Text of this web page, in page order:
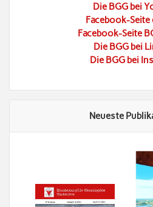
Die BGG bei
Facebook-Seite
Facebook-Seite
Die BGG bei
Die BGG bei
Neueste